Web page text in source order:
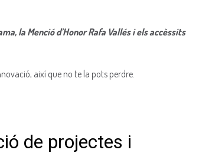
la Menció d’Honor Rafa Vallés i els accèssits
així que no te la pots perdre.